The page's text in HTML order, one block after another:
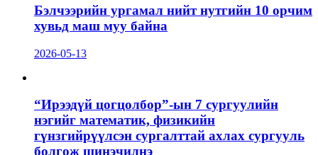
Бэлчээрийн ургамал нийт нутгийн 10 орчим
хувьд маш муу байна
2026-05-13
“Ирээдүй цогцолбор”-ын 7 сургуулийн
нэгийг математик, физикийн
гүнзгийрүүлсэн сургалттай ахлах сургууль
болгож шинэчилнэ